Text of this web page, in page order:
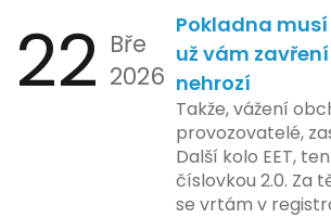
plánovaná na
následujícího
na školení a
včetně přípravy
školení pro
účetní firmy. V
také k oficiálnímu
systému pro
podnikání. Třetí a
České republice.
telefonní číslo
nově
také může
majitele domén
jejich údajů.
22 Bře
2026
Pokladna
už vám
nehrozí
Takže, vážení
provozovatelé,
Další kolo EET,
číslovkou 2.0. Za
se vrtám v